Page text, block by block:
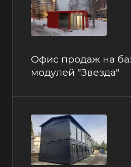
Офис продаж на
модулей "Звезда"